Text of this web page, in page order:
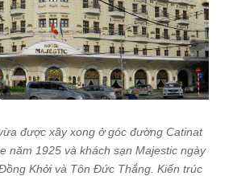
được xây xong ở góc đường Catinat
năm 1925 và khách sạn Majestic ngày
Khởi và Tôn Đức Thắng. Kiến trúc